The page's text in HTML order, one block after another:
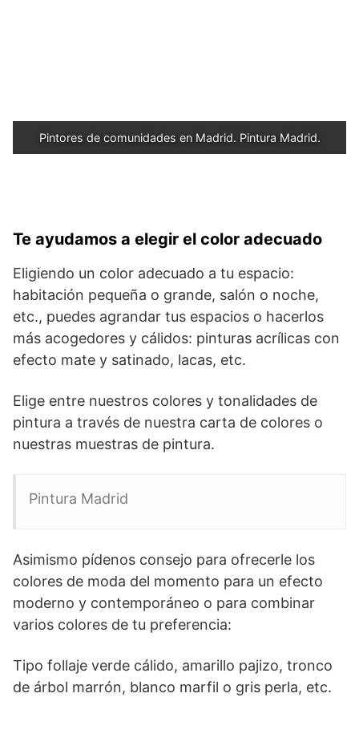
Pintores de comunidades en Madrid. Pintura Madrid.
Te ayudamos a elegir el color adecuado
Eligiendo un color adecuado a tu espacio:
habitación pequeña o grande, salón o noche,
etc., puedes agrandar tus espacios o hacerlos
más acogedores y cálidos: pinturas acrílicas con
efecto mate y satinado, lacas, etc.
Elige entre nuestros colores y tonalidades de
pintura a través de nuestra carta de colores o
nuestras muestras de pintura.
Pintura Madrid
Asimismo pídenos consejo para ofrecerle los
colores de moda del momento para un efecto
moderno y contemporáneo o para combinar
varios colores de tu preferencia:
Tipo follaje verde cálido, amarillo pajizo, tronco
de árbol marrón, blanco marfil o gris perla, etc.